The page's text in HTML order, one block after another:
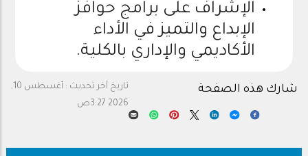
الإشراف على برامج حوافز
الإبداع والتميز في الأداء
الأكاديمي والإداري بالكلية.
تاريخ آخر تحديث :
أغسطس 10,
2026 3:27ص
شارك هذه الصفحة